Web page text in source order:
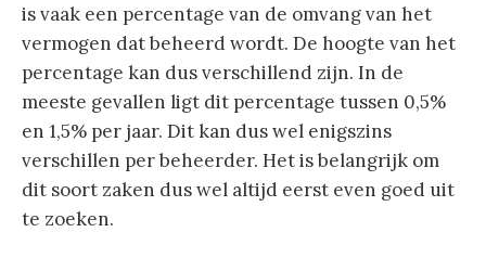
is vaak een percentage van de omvang van het
vermogen dat beheerd wordt. De hoogte van het
percentage kan dus verschillend zijn. In de
meeste gevallen ligt dit percentage tussen 0,5%
en 1,5% per jaar. Dit kan dus wel enigszins
verschillen per beheerder. Het is belangrijk om
dit soort zaken dus wel altijd eerst even goed uit
te zoeken.